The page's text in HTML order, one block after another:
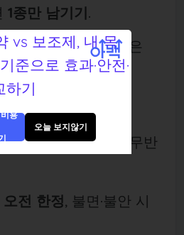
1종만 남기기.
외 직구무표기 제품 은
,2~4주 반응보고 무반
오전 한정 , 불면·불안 시
비용
오늘 보지않기